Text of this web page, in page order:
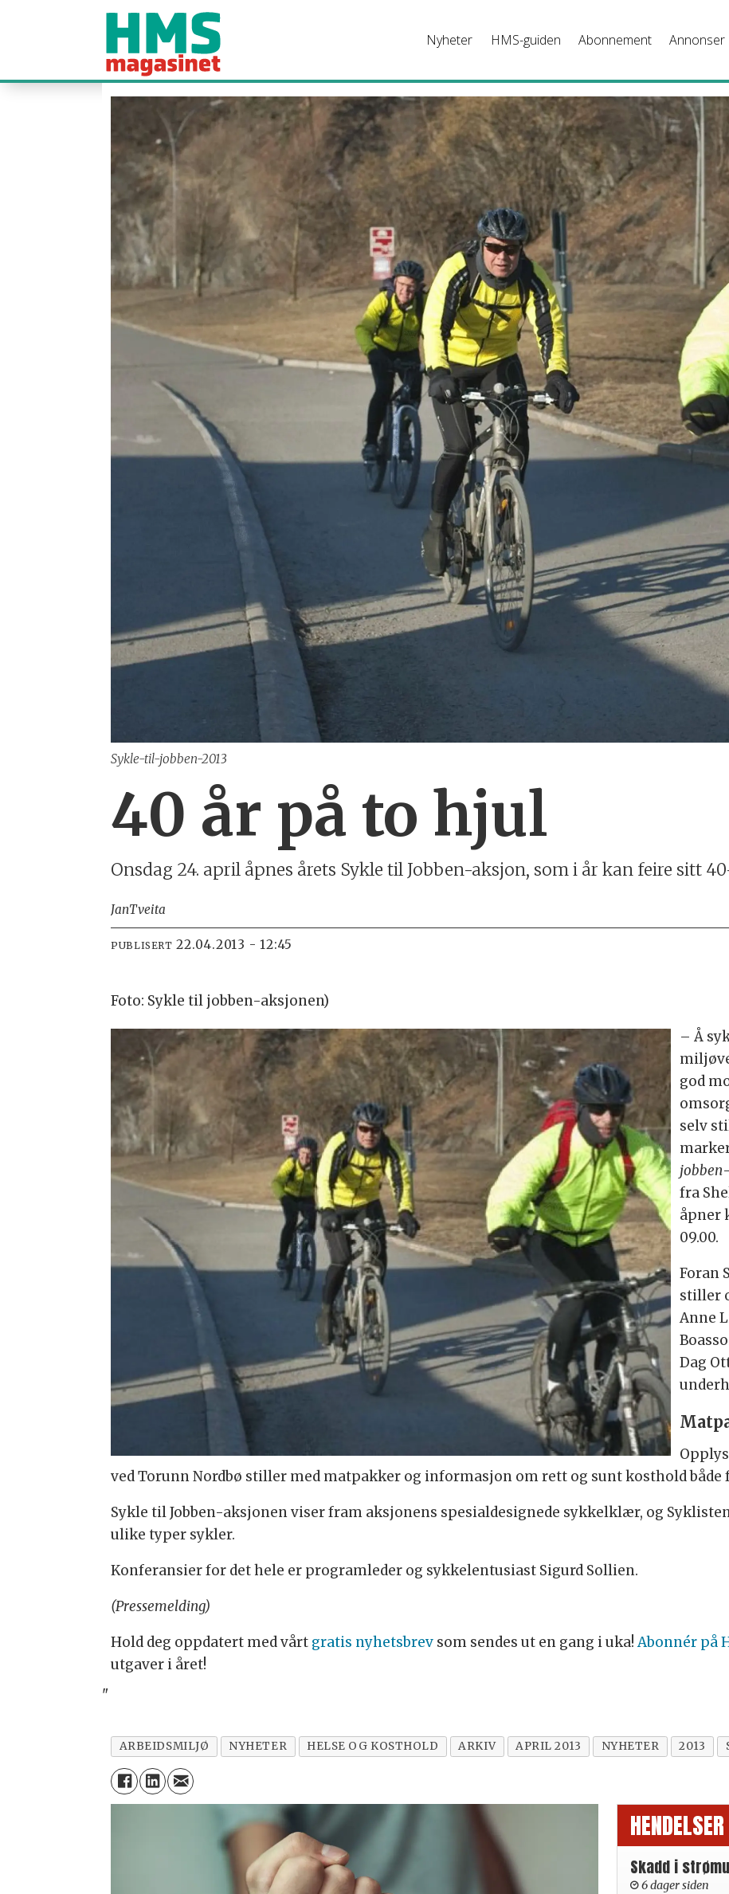
Nyheter HMS-guiden Abonnement Annonser
Sykle-til-jobben-2013
40 år på to hjul
Onsdag 24. april åpnes årets Sykle til Jobben-aksjon, som i år kan feire sitt
JanTveita
PUBLISERT 22.04.2013 - 12:45
Foto: Sykle til jobben-aksjonen)
– Å
god
selv
jobben
fra
åpner
09.00.
Foran
stiller
Anne
Dag
ved Torunn Nordbø stiller med matpakker og informasjon om rett og sunt kosthold både
Sykle til Jobben-aksjonen viser fram aksjonens spesialdesignede sykkelklær, og
ulike typer sykler.
Konferansier for det hele er programleder og sykkelentusiast Sigurd Sollien.
(Pressemelding)
Hold deg oppdatert med vårt gratis nyhetsbrev som sendes ut en gang i uka!Abonnér på
utgaver i året!
"
ARBEIDSMILJØ NYHETER HELSE OG KOSTHOLD ARKIV APRIL 2013 NYHETER 2013
HENDELSER
Skadd i
6 dager siden